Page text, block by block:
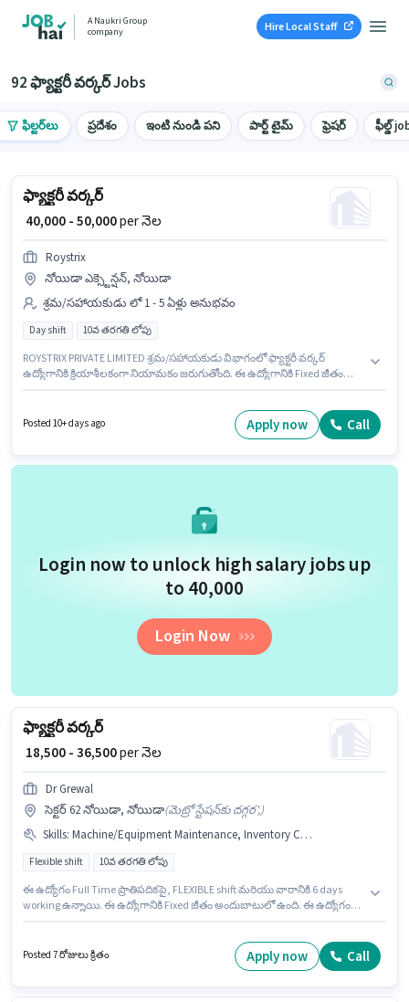
A Naukri Group
company
Hire Local Staff
92 ఫ్యాక్టరీ వర్కర్ Jobs
ఫిల్టర్‌లు ప్రదేశం ఇంటి నుండి పని పార్ట్ టైమ్ ఫ్రెషర్ ఫీల్డ్
ఫ్యాక్టరీ వర్కర్
₹ 40,000 - 50,000per నెల
Roystrix
నోయిడా ఎక్స్టెన్షన్, నోయిడా
శ్రమ/సహాయకుడు లో 1 - 5 ఏళ్లు అనుభవం
Day shift 10వ తరగతి లోపు
ROYSTRIX PRIVATE LIMITED శ్రమ/సహాయకుడు విభాగంలో ఫ్యాక్టరీ వర్కర్
ఉద్యోగానికి క్రియాశీలకంగా నియామకం జరుగుతోంది. ఈ ఉద్యోగానికి Fixed జీతం
పాలసీలపై ఆధారపడి ఇప్పించబడతాయి. 10వ తరగతి లోపు అర్హత ఉన్న అభ్యర్థులు
ఈ ఉద్యోగానికి అప్లై చేసుకోవచ్చు. ఈ ఉద్యోగం 1 - 5 ఏళ్లు సంవత్సరాల అనుభవం
సంపాదించవచ్చు.
Posted 10+ days ago Apply now Call
Login now to unlock high salary jobs up
to ₹40,000
Login Now
ఫ్యాక్టరీ వర్కర్
₹ 18,500 - 36,500per నెల
Dr Grewal
సెక్టర్ 62 నోయిడా, నోయిడా(మెట్రో స్టేషన్‌కు దగ్గర',)
Skills: Machine/Equipment Maintenance, Inventory Control/Planning, Production Scheduling, Machine/Equipment Operation
Flexible shift 10వ తరగతి లోపు
ఈ ఉద్యోగం Full Time ప్రాతిపదికపై, FLEXIBLE shift మరియు వారానికి 6 days
working ఉన్నాయి. ఈ ఉద్యోగానికి Fixed జీతం అందుబాటులో ఉంది. ఈ ఉద్యోగం
అభ్యర్థులు ఈ ఉద్యోగానికి అప్లై చేసుకోవచ్చు. ఈ ఉద్యోగానికి అభ్యర్థి వద్ద Inventory
Control/Planning, Machine/Equipment Maintenance,
Posted 7 రోజులు క్రితం Apply now Call